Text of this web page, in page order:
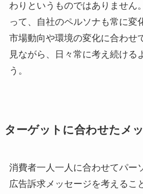
わりというものではありません
って、自社のペルソナも常に変
市場動向や環境の変化に合わせ
見ながら、日々常に考え続ける
う。
ターゲットに合わせたメ
消費者一人一人に合わせてパー
広告訴求メッセージを考えるこ